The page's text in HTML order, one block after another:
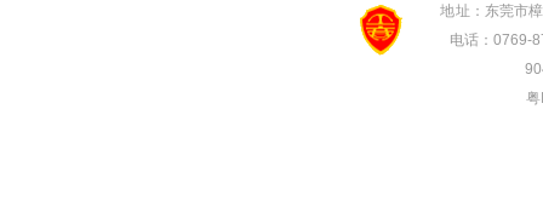
地 址：东莞市
电话：0769-